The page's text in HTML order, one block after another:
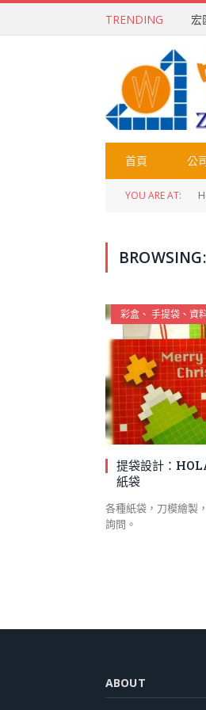
TRENDING 宏
首頁 公
YOU ARE AT:
BROWSING:
彩盒、 手提袋、資
提袋設計：
紙袋
各種紙袋，刀模繪製
詢問。
ABOUT